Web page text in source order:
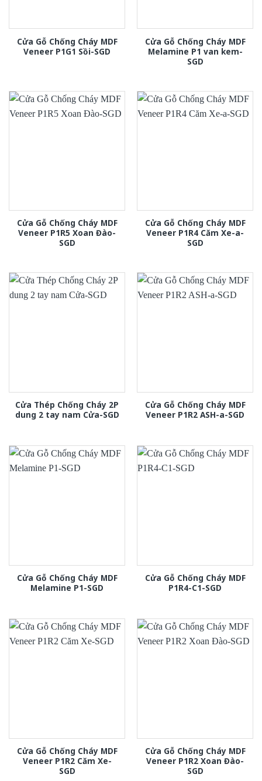
Cửa Gỗ Chống Cháy MDF
Veneer P1G1 Sồi-SGD
Cửa Gỗ Chống Cháy MDF
Melamine P1 van kem-
SGD
Cửa Gỗ Chống Cháy MDF
Veneer P1R5 Xoan Đào-
SGD
Cửa Gỗ Chống Cháy MDF
Veneer P1R4 Căm Xe-a-
SGD
Cửa Thép Chống Cháy 2P
dung 2 tay nam Cửa-SGD
Cửa Gỗ Chống Cháy MDF
Veneer P1R2 ASH-a-SGD
Cửa Gỗ Chống Cháy MDF
Melamine P1-SGD
Cửa Gỗ Chống Cháy MDF
P1R4-C1-SGD
Cửa Gỗ Chống Cháy MDF
Veneer P1R2 Căm Xe-
SGD
Cửa Gỗ Chống Cháy MDF
Veneer P1R2 Xoan Đào-
SGD